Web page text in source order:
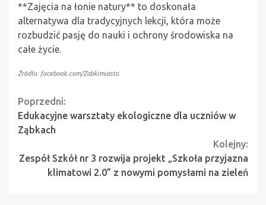
**Zajęcia na łonie natury** to doskonała
alternatywa dla tradycyjnych lekcji, która może
rozbudzić pasję do nauki i ochrony środowiska na
całe życie.
Źródło: facebook.com/Zabkimiasto
Continue
Reading
Poprzedni:
Edukacyjne warsztaty ekologiczne dla uczniów w
Ząbkach
Kolejny:
Zespół Szkół nr 3 rozwija projekt „Szkoła przyjazna
klimatowi 2.0” z nowymi pomysłami na zieleń